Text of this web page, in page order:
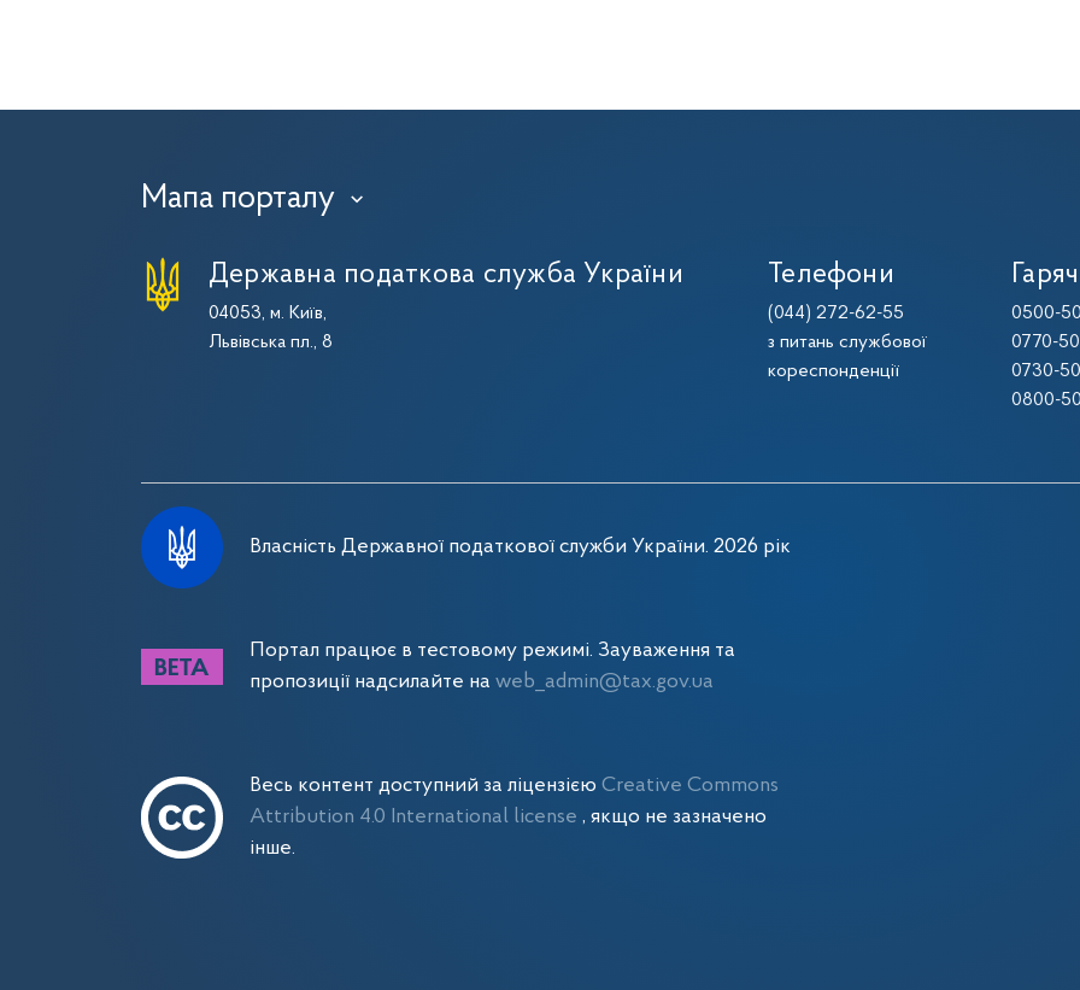
Мапа порталу ›
Державна податкова служба України
04053, м. Київ,
Львівська пл., 8
Телефони
(044) 272-62-55
з питань службової
кореспонденції
0500-
0770-
0730-
0800-
Власність Державної податкової служби України. 2026 рік
Портал працює в тестовому режимі. Зауваження та
пропозиції надсилайте на web_admin@tax.gov.ua
Весь контент доступний за ліцензією Creative Commons
Attribution 4.0 International license , якщо не зазначено
інше.